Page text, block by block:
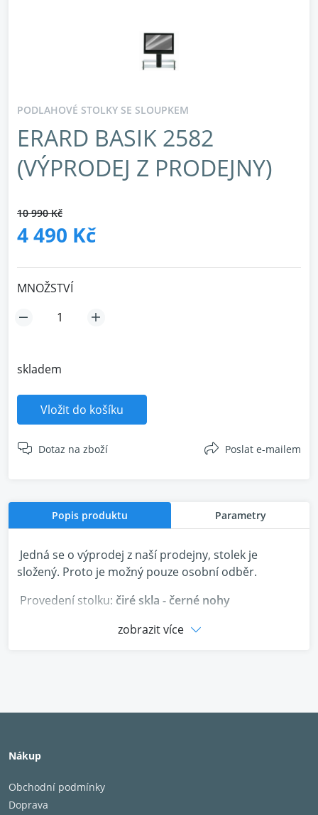
PODLAHOVÉ STOLKY SE SLOUPKEM
ERARD BASIK 2582
(VÝPRODEJ Z PRODEJNY)
10 990 Kč
4 490 Kč
MNOŽSTVÍ
skladem
Vložit do košíku
Dotaz na zboží Poslat e-mailem
Popis produktu Parametry
Jedná se o výprodej z naší prodejny, stolek je
složený. Proto je možný pouze osobní odběr.
Provedení stolku: čiré skla - černé nohy
šíře 110cm
2x police
zobrazit více
Nákup
Obchodní podmínky
Doprava